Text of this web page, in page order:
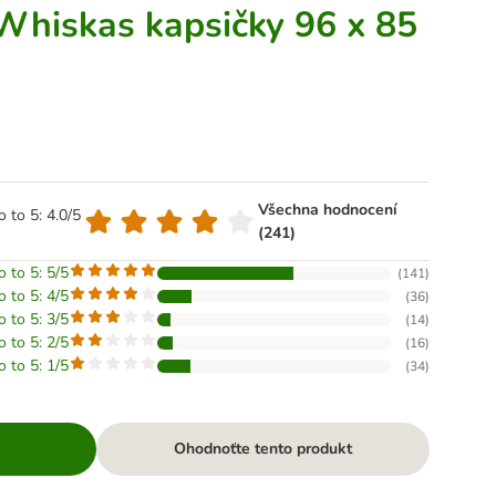
kapsičky 96 x 85
to 5: 4.0/5
Všechna hodnocení
(241)
to 5: 5/5
(141)
to 5: 4/5 (36)
to 5: 3/5 (14)
to 5: 2/5 (16)
to 5: 1/5 (34)
Ohodnoťte tento produkt